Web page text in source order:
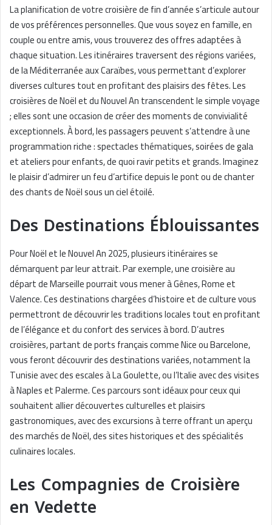
La planification de votre croisière de fin d’année s’articule autour
de vos préférences personnelles. Que vous soyez en famille, en
couple ou entre amis, vous trouverez des offres adaptées à
chaque situation. Les itinéraires traversent des régions variées,
de la Méditerranée aux Caraïbes, vous permettant d’explorer
diverses cultures tout en profitant des plaisirs des fêtes. Les
croisières de Noël et du Nouvel An transcendent le simple voyage
; elles sont une occasion de créer des moments de convivialité
exceptionnels. À bord, les passagers peuvent s’attendre à une
programmation riche : spectacles thématiques, soirées de gala
et ateliers pour enfants, de quoi ravir petits et grands. Imaginez
le plaisir d’admirer un feu d’artifice depuis le pont ou de chanter
des chants de Noël sous un ciel étoilé.
Des Destinations Éblouissantes
Pour Noël et le Nouvel An 2025, plusieurs itinéraires se
démarquent par leur attrait. Par exemple, une croisière au
départ de Marseille pourrait vous mener à Gênes, Rome et
Valence. Ces destinations chargées d’histoire et de culture vous
permettront de découvrir les traditions locales tout en profitant
de l’élégance et du confort des services à bord. D’autres
croisières, partant de ports français comme Nice ou Barcelone,
vous feront découvrir des destinations variées, notamment la
Tunisie avec des escales à La Goulette, ou l’Italie avec des visites
à Naples et Palerme. Ces parcours sont idéaux pour ceux qui
souhaitent allier découvertes culturelles et plaisirs
gastronomiques, avec des excursions à terre offrant un aperçu
des marchés de Noël, des sites historiques et des spécialités
culinaires locales.
Les Compagnies de Croisière
en Vedette